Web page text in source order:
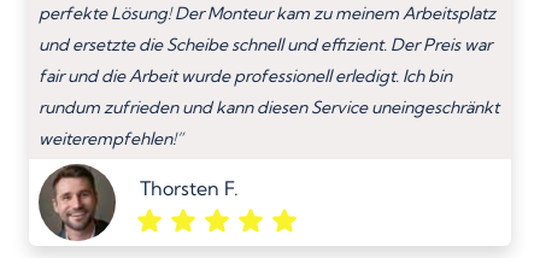
perfekte Lösung! Der Monteur kam zu meinem Arbeitsplatz
und ersetzte die Scheibe schnell und effizient. Der Preis war
fair und die Arbeit wurde professionell erledigt. Ich bin
rundum zufrieden und kann diesen Service uneingeschränkt
weiterempfehlen!”
Thorsten F.